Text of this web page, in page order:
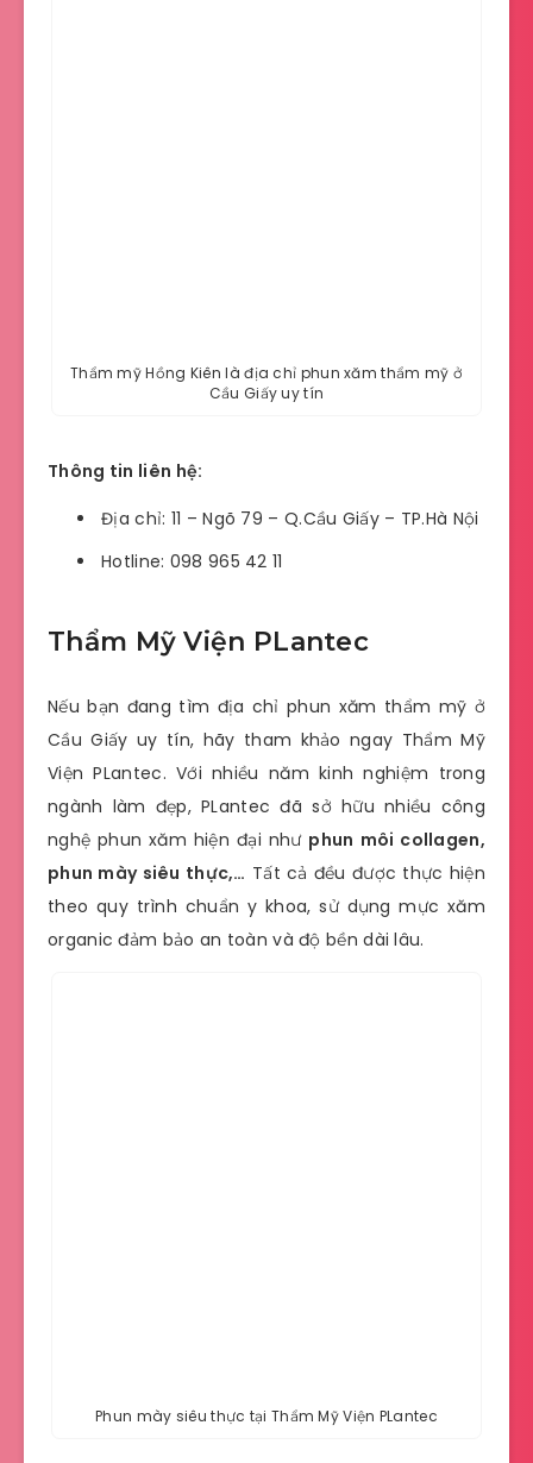
Thẩm mỹ Hồng Kiên là địa chỉ phun xăm thẩm mỹ ở
Cầu Giấy uy tín
Thông tin liên hệ:
Địa chỉ: 11 – Ngõ 79 – Q.Cầu Giấy – TP.Hà Nội
Hotline: 098 965 42 11
Thẩm Mỹ Viện PLantec
Nếu bạn đang tìm địa chỉ phun xăm thẩm mỹ ở
Cầu Giấy uy tín, hãy tham khảo ngay Thẩm Mỹ
Viện PLantec. Với nhiều năm kinh nghiệm trong
ngành làm đẹp, PLantec đã sở hữu nhiều công
nghệ phun xăm hiện đại như phun môi collagen,
phun mày siêu thực,… Tất cả đều được thực hiện
theo quy trình chuẩn y khoa, sử dụng mực xăm
organic đảm bảo an toàn và độ bền dài lâu.
Phun mày siêu thực tại Thẩm Mỹ Viện PLantec